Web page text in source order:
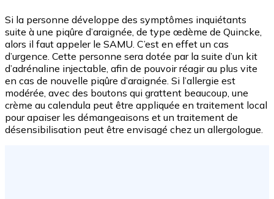
Si la personne développe des symptômes inquiétants
suite à une piqûre d’araignée, de type œdème de Quincke,
alors il faut appeler le SAMU. C’est en effet un cas
d’urgence. Cette personne sera dotée par la suite d’un kit
d’adrénaline injectable, afin de pouvoir réagir au plus vite
en cas de nouvelle piqûre d’araignée. Si l’allergie est
modérée, avec des boutons qui grattent beaucoup, une
crème au calendula peut être appliquée en traitement local
pour apaiser les démangeaisons et un traitement de
désensibilisation peut être envisagé chez un allergologue.